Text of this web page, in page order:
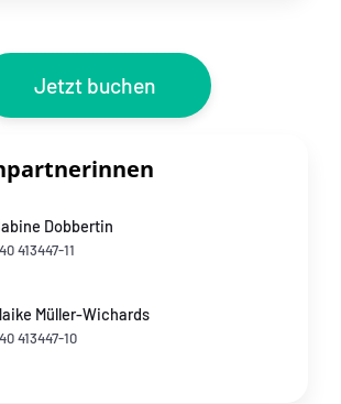
Jetzt buchen
Dobbertin
413447-11
Müller-Wichards
413447-10